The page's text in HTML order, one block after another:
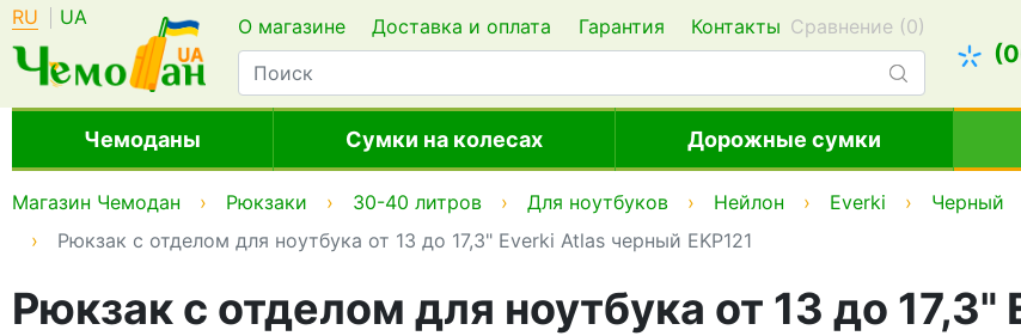
RU UA О магазине Доставка и оплата Гарантия Контакты Сравнение (0)
Чемоданы Сумки на колесах Дорожные сумки
Магазин Чемодан Рюкзаки 30-40 литров Для ноутбуков Нейлон Everki
Черный
Рюкзак с отделом для ноутбука от 13 до 17,3" Everki Atlas черный EKP121
Рюкзак с отделом для ноутбука от 13 до